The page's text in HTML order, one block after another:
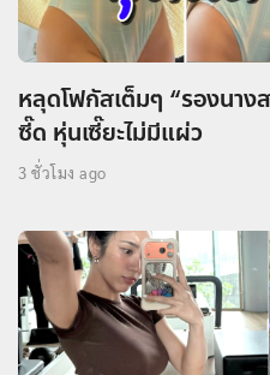
หลุดโฟกัสเต็มๆ “รองนา
ซี๊ด หุ่นเซี๊ยะไม่มีแผ่ว
3 ชั่วโมง ago